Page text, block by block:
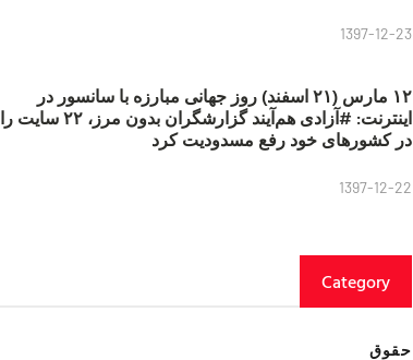
1397-12-23
۱۲ مارس (۲۱ اسفند) روز جهانی مبارزه با سانسور در
اینترنت: #آزادی هم‌آیند گزارشگران‌ بدون مرز، ۲۲ سایت را
در کشورهای خود رفع مسدودیت کرد
1397-12-22
Category
حقوق